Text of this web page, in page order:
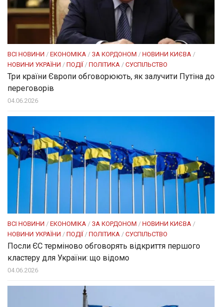
ВСІ НОВИНИ / ЕКОНОМІКА / ЗА КОРДОНОМ / НОВИНИ КИЄВА /
НОВИНИ УКРАЇНИ / ПОДІЇ / ПОЛІТИКА / СУСПІЛЬСТВО
Три країни Європи обговорюють, як залучити Путіна до
переговорів
04.06.2026
ВСІ НОВИНИ / ЕКОНОМІКА / ЗА КОРДОНОМ / НОВИНИ КИЄВА /
НОВИНИ УКРАЇНИ / ПОДІЇ / ПОЛІТИКА / СУСПІЛЬСТВО
Посли ЄC терміново обговорять відкриття першого
кластеру для України: що відомо
04.06.2026